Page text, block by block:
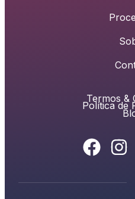
Termos &
Política de